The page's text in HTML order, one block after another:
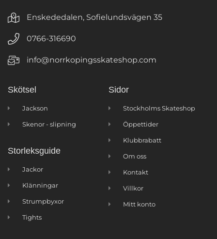
Enskededalen, Sofielundsvägen 35
0766-316690
info@norrkopingsskateshop.com
Skötsel
Jackson
Skenor - slipning
Storleksguide
Jackor
Klänningar
Strumpbyxor
Tights
Sidor
Stockholms Skateshop
Öppettider
Klubbrabatt
Om oss
Kontakt
Villkor
Mitt konto